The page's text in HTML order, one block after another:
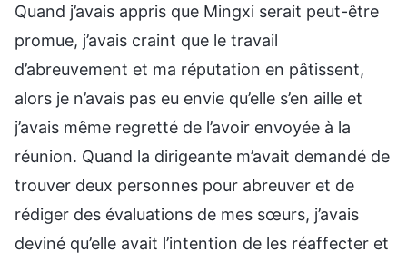
Quand j’avais appris que Mingxi serait peut-être
promue, j’avais craint que le travail
d’abreuvement et ma réputation en pâtissent,
alors je n’avais pas eu envie qu’elle s’en aille et
j’avais même regretté de l’avoir envoyée à la
réunion. Quand la dirigeante m’avait demandé de
trouver deux personnes pour abreuver et de
rédiger des évaluations de mes sœurs, j’avais
deviné qu’elle avait l’intention de les réaffecter et